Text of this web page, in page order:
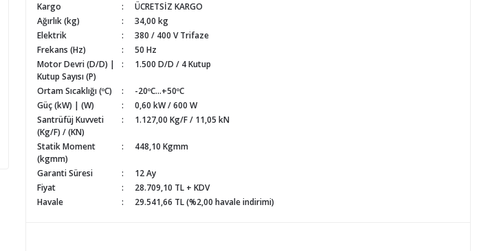
Kargo
ÜCRETSİZ KARGO
Ağırlık (kg)
34,00 kg
Elektrik
380 / 400 V Trifaze
Frekans (Hz)
50 Hz
Motor Devri (D/D) |
Kutup Sayısı (P)
1.500 D/D / 4 Kutup
Ortam Sıcaklığı (ºC)
-20ºC...+50ºC
Güç (kW) | (W)
0,60 kW / 600 W
Santrüfüj Kuvveti
(Kg/F) / (KN)
1.127,00 Kg/F / 11,05 kN
Statik Moment
(kgmm)
448,10 Kgmm
Garanti Süresi
12 Ay
Fiyat
28.709,10 TL + KDV
Havale
29.541,66 TL (%2,00 havale indirimi)